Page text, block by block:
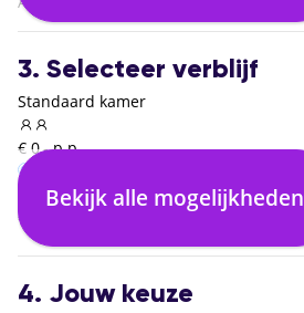
3. Selecteer verblijf
Standaard kamer
€ 0,- p.p.
Inclusief ontbijt
€ 0,- p.p.
Bekijk alle mogelijkheden
4. Jouw keuze